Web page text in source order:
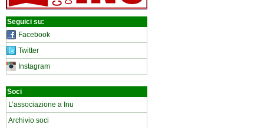
Seguici su:
Facebook
Twitter
Instagram
Soci
L’associazione a Inu
Archivio soci